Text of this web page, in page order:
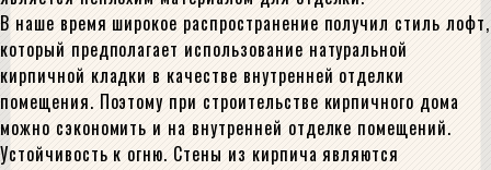
В наше время широкое распространение получил стиль лофт,
который предполагает использование натуральной
кирпичной кладки в качестве внутренней отделки
помещения. Поэтому при строительстве кирпичного дома
можно сэкономить и на внутренней отделке помещений.
Устойчивость к огню. Стены из кирпича являются